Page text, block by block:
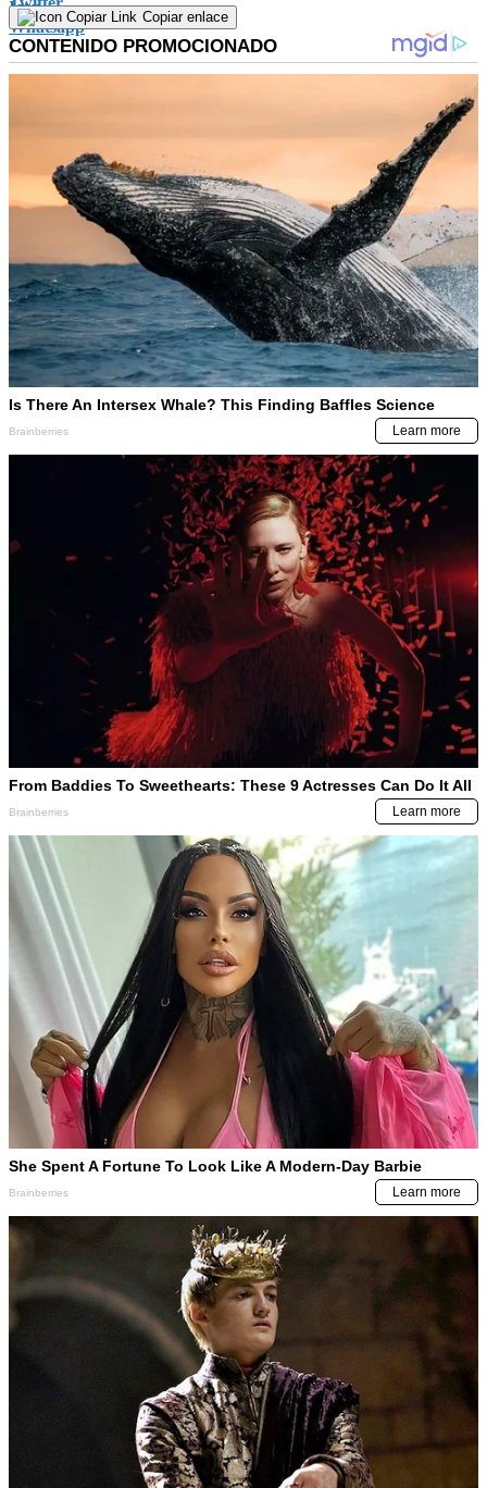
Copiar enlace